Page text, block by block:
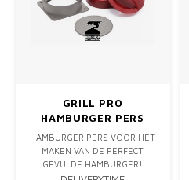
GRILL PRO
HAMBURGER PERS
HAMBURGER PERS VOOR HET
MAKEN VAN DE PERFECT
GEVULDE HAMBURGER!
EENVOUDIG TE GEBRUIKEN EN